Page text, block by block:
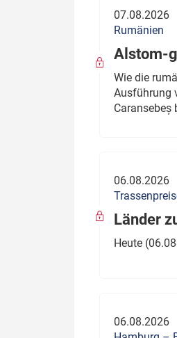
07.08.2026
Rumänien
Alstom-
Wie die
Ausführung
Caransebeș
06.08.2026
Länder
Heute
06.08.2026